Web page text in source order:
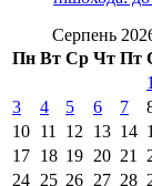
Серпень
Пн Вт Ср Чт Пт
1
3
4 5 6 7
10 11 12 13 14
17 18 19 20 21
24 25 26 27 28